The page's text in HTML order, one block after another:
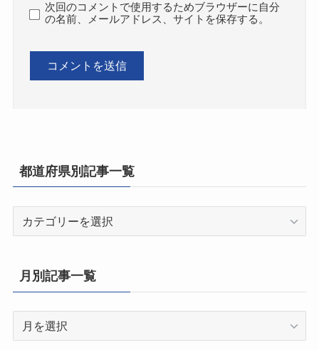
次回のコメントで使用するためブラウザーに自分
の名前、メールアドレス、サイトを保存する。
都道府県別記事一覧
県
別
一
月別記事一覧